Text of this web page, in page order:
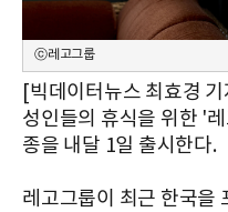
ⓒ레고그룹
[빅데이터뉴스 최효경
성인들의 휴식을 위한 '
종을 내달 1일 출시한다.
레고그룹이 최근 한국을